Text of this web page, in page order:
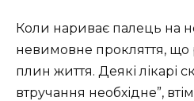
Коли нариває палець на
невимовне прокляття, що
плин життя. Деякі лікарі
втручання необхідне”,